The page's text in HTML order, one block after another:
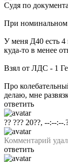
Судя по
При номинальном
У меня Д40 есть 4
куда-то в менее
Взял от ЛДС - 1
Про
делаю, мне
ответить
?? ??? 20??, --:--:--
Комментарий
ответить